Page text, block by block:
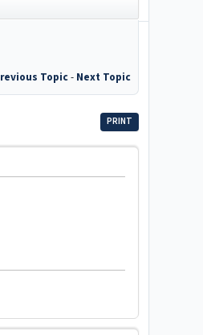
Topic- Next Topic
PRINT